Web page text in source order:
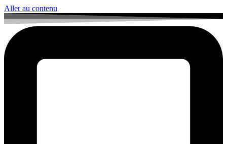
Aller au contenu